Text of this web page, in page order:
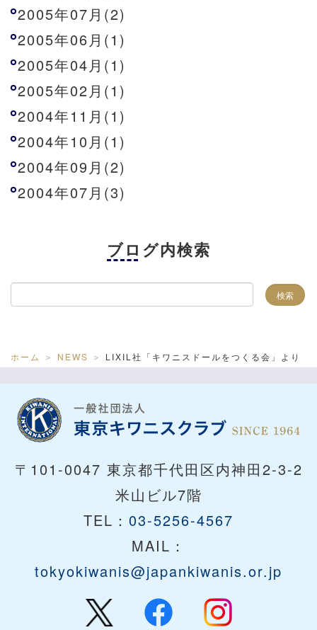
2005年07月(2)
2005年06月(1)
2005年04月(1)
2005年02月(1)
2004年11月(1)
2004年10月(1)
2004年09月(2)
2004年07月(3)
ブログ内検索
ホーム NEWS LIXIL社「キワニスドールをつくる会」より
〒101-0047 東京都千代田区内神田2-3-2
米山ビル7階
TEL： 03-5256-4567
MAIL：
tokyokiwanis@japankiwanis.or.jp